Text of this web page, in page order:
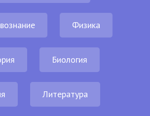
Физика
Биология
Литература